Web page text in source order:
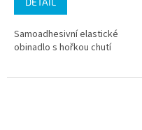
Samoadhesivní elastické
obinadlo s hořkou chutí